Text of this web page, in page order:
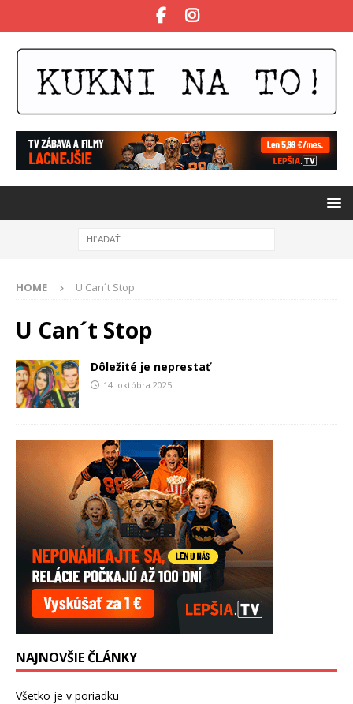
HOME U Can´t Stop
U Can´t Stop
Dôležité je neprestať
14. októbra 2025
NAJNOVŠIE ČLÁNKY
Všetko je v poriadku